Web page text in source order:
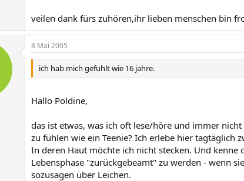
veilen dank fürs zuhören,ihr lieben menschen bin
8 Mai 2005
ich hab mich gefühlt wie 16 jahre.
Hallo Poldine,
das ist etwas, was ich oft lese/höre und immer
zu fühlen wie ein Teenie? Ich erlebe hier tagtäglich
In deren Haut möchte ich nicht stecken. Und kenne
Lebensphase "zurückgebeamt" zu werden - wenn
sozusagen über Leichen.